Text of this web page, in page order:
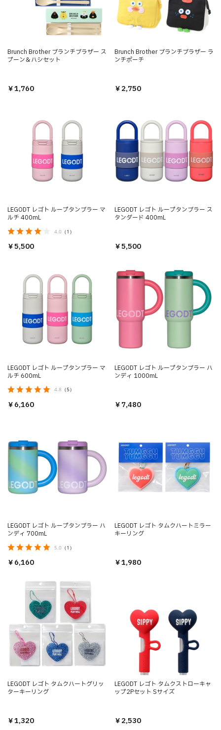
Brunch Brother ブランチブラザー ス
プーン＆ハシセット
￥1,760
Brunch Brother ブランチブラザー ラ
ンチポーチ
￥2,750
LEGODT レゴト ループタンブラー マ
ルチ 400mL
4.0 （1）
￥5,500
LEGODT レゴト ループタンブラー ス
タンダード 400mL
￥5,500
LEGODT レゴト ループタンブラー マ
ルチ 600mL
4.8 （5）
￥6,160
LEGODT レゴト ループタンブラー ハ
ンディ 1000mL
￥7,480
LEGODT レゴト ループタンブラー ハ
ンディ 700mL
5.0 （1）
￥6,160
LEGODT レゴト タムクハートミラー
キーリング
￥1,980
LEGODT レゴト タムクハートグリッ
ターキーリング
￥1,320
LEGODT レゴト タムクストローキャ
ップ2Pセット Sサイズ
￥2,530